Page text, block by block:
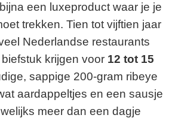
een luxeproduct waar je je
trekken. Tien tot vijftien jaar
Nederlandse restaurants
krijgen voor 12 tot 15
sappige 200-gram ribeye
aardappeltjes en een sausje
meer dan een dagje